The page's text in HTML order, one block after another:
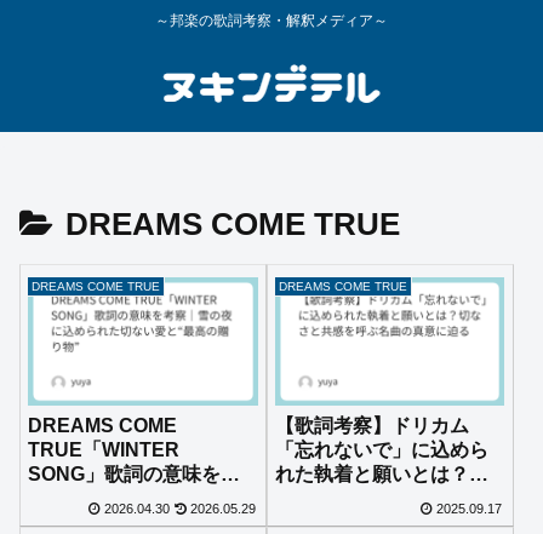
～邦楽の歌詞考察・解釈メディア～
DREAMS COME TRUE
DREAMS COME TRUE
DREAMS COME
TRUE「WINTER
SONG」歌詞の意味を考
察｜雪の夜に込められた
切ない愛と“最高の贈り
2026.04.30 2026.05.29
DREAMS COME TRUE
【歌詞考察】ドリカム
「忘れないで」に込めら
れた執着と願いとは？切
なさと共感を呼ぶ名曲の
真意に迫る
2025.09.17